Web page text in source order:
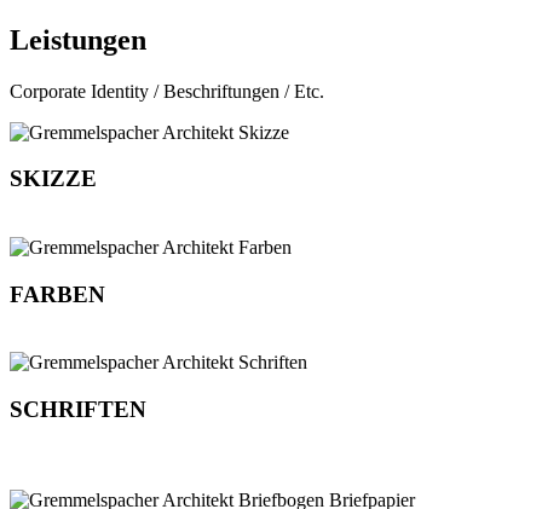
Leistungen
Corporate Identity / Beschriftungen / Etc.
SKIZZE
FARBEN
SCHRIFTEN